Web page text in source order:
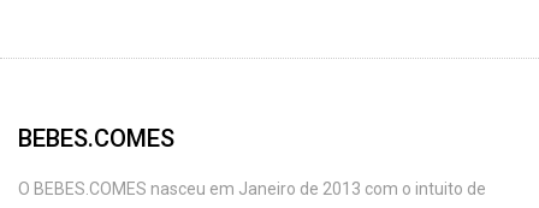
BEBES.COMES
O BEBES.COMES nasceu em Janeiro de 2013 com o intuito de